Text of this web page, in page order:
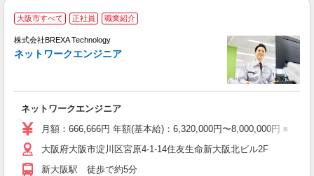
大阪市すべて 正社員 職業紹介
株式会社BREXA Technology
ネットワークエンジニア
ネットワークエンジニア
月額：666,666円 年額(基本給)：6,320,000円〜8,000,000円 ■賃
大阪府大阪市淀川区宮原4-1-14住友生命新大阪北ビル2F
新大阪駅 徒歩で約5分